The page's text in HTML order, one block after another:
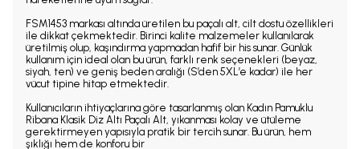
FSM1453 markası altında üretilen bu paçalı alt, cilt dostu özellikleri
ile dikkat çekmektedir. Birinci kalite malzemeler kullanılarak
üretilmiş olup, kaşındırma yapmadan hafif bir his sunar. Günlük
kullanım için ideal olan bu ürün, farklı renk seçenekleri (beyaz,
siyah, ten) ve geniş beden aralığı (S’den 5XL’e kadar) ile her
vücut tipine hitap etmektedir.
Kullanıcıların ihtiyaçlarına göre tasarlanmış olan Kadın Pamuklu
Ribana Klasik Diz Altı Paçalı Alt, yıkanması kolay ve ütüleme
gerektirmeyen yapısıyla pratik bir tercih sunar. Bu ürün, hem
şıklığı hem de konforu bir